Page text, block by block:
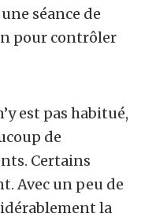
séance de
pour contrôler
est pas habitué,
de
Certains
Avec un peu de
la